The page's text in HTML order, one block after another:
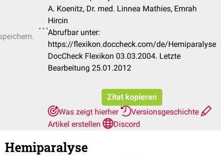
A. Koenitz, Dr. med. Linnea Mathies, Emrah
Hircin
Abrufbar unter:
https://flexikon.doccheck.com/de/Hemiparalyse
DocCheck Flexikon 03.03.2004. Letzte
Bearbeitung 25.01.2012
Zitat kopieren
Was zeigt hierher
Versionsgeschichte
Artikel erstellen
Discord
Hemiparalyse